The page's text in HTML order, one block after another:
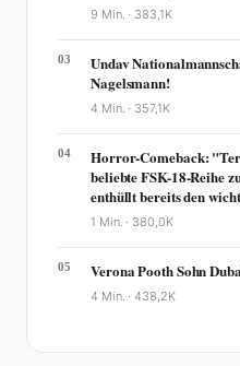
9 Min. · 383,1K
03
Undav
Nagelsmann!
4 Min. · 357,1K
04
Horror-Comeback:
beliebte FSK-18-Reihe
enthüllt bereits den
1 Min. · 380,0K
05 Verona Pooth Sohn
4 Min. ·438,2K